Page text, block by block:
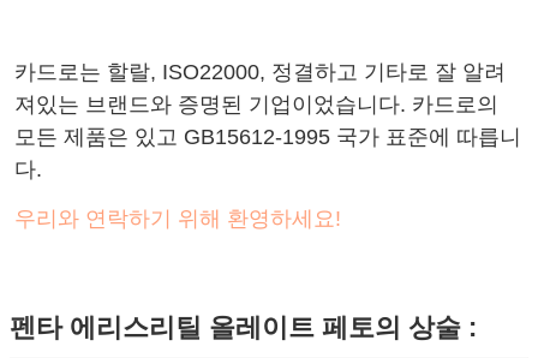
카드로는 할랄, ISO22000, 정결하고 기타로 잘 알려
져있는 브랜드와 증명된 기업이었습니다. 카드로의
모든 제품은 있고 GB15612-1995 국가 표준에 따릅니
다.
우리와 연락하기 위해 환영하세요!
펜타 에리스리틸 올레이트 페토의 상술 :